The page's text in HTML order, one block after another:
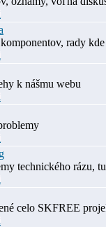
rady
k nášmu webu
technického rázu,
celo SKFREE